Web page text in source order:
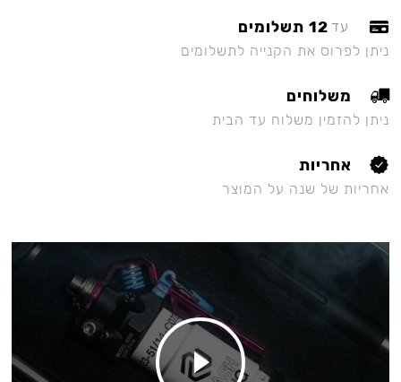
עד 12 תשלומים
ניתן לפרוס את הקנייה לתשלומים
משלוחים
ניתן להזמין משלוח עד הבית
אחריות
אחריות של שנה על המוצר